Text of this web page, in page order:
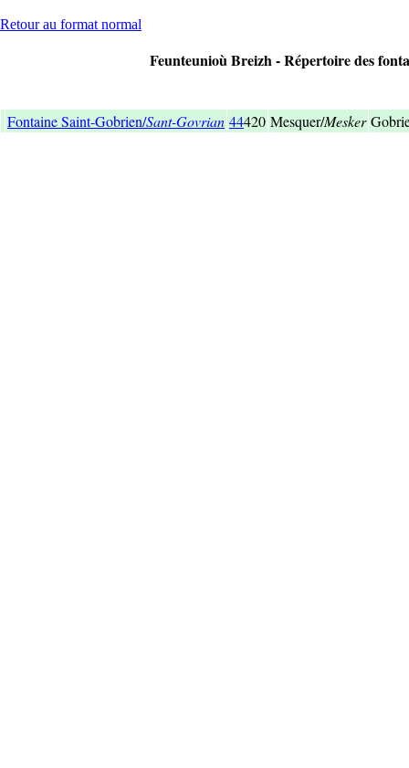
Retour au format normal
Feunteunioù Breizh - Répertoire des
Fontaine Saint-Gobrien/Sant-Govrian 44420 Mesquer/Mesker